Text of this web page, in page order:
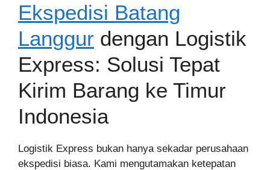
Ekspedisi Batang
Langgur dengan Logistik
Express: Solusi Tepat
Kirim Barang ke Timur
Indonesia
Logistik Express bukan hanya sekadar perusahaan
ekspedisi biasa. Kami mengutamakan ketepatan